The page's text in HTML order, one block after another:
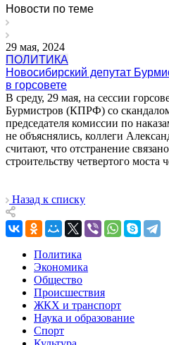
Новости по теме
29 мая, 2024
ПОЛИТИКА
Новосибирский депутат
в горсовете
В среду, 29 мая, на сессии
Бурмистров (КПРФ) со
председателя комиссии по
не объяснялись, коллеги
считают, что отстранение
строительству четвертого моста
Назад к списку
Политика
Экономика
Общество
Происшествия
ЖКХ и транспорт
Наука и образование
Спорт